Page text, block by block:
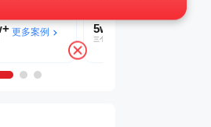
更多案例 5w+
三个月获客
2000w+